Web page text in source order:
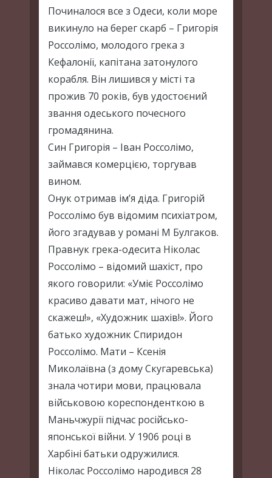
Починалося все з Одеси, коли море
викинуло на берег скарб – Григорія
Россолімо, молодого грека з
Кефалонії, капітана затонулого
корабля. Він лишився у місті та
прожив 70 років, був удостоєний
звання одеського почесного
громадянина.
Син Григорія – Іван Россолімо,
займався комерцією, торгував
вином.
Онук отримав ім’я діда. Григорій
Россолімо був відомим психіатром,
його згадував у романі М Булгаков.
Правнук грека-одесита Ніколас
Россолімо – відомий шахіст, про
якого говорили: «Уміє Россолімо
красиво давати мат, нічого не
скажеш!», «Художник шахів!». Його
батько художник Спиридон
Россолімо. Мати – Ксенія
Миколаївна (з дому Скугаревська)
знала чотири мови, працювала
військовою кореспонденткою в
Маньчжурії підчас російсько-
японської війни. У 1906 році в
Харбіні батьки одружилися.
Ніколас Россолімо народився 28